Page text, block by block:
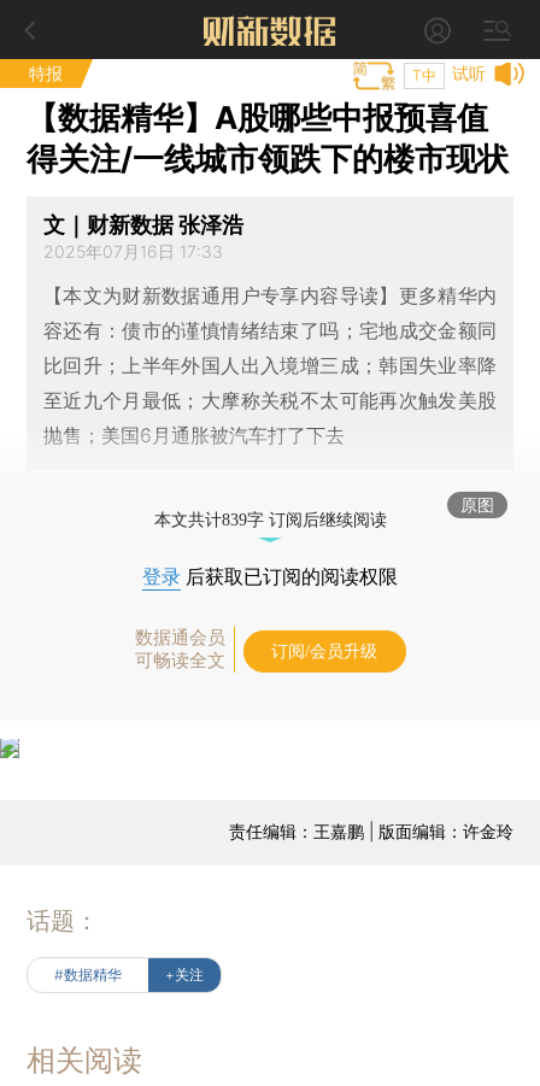
特报 试听
T中
【数据精华】A股哪些中报预喜值
得关注/一线城市领跌下的楼市现状
文｜财新数据 张泽浩
2025年07月16日 17:33
【本文为财新数据通用户专享内容导读】更多精华内
容还有：债市的谨慎情绪结束了吗；宅地成交金额同
比回升；上半年外国人出入境增三成；韩国失业率降
至近九个月最低；大摩称关税不太可能再次触发美股
抛售；美国6月通胀被汽车打了下去
原图
本文共计839字 订阅后继续阅读
登录 后获取已订阅的阅读权限
数据通会员
可畅读全文
订阅/会员升级
责任编辑：王嘉鹏 | 版面编辑：许金玲
话题：
#数据精华 +关注
相关阅读